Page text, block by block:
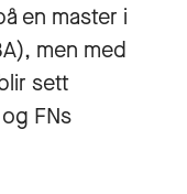
en master i
men med
sett
FNs